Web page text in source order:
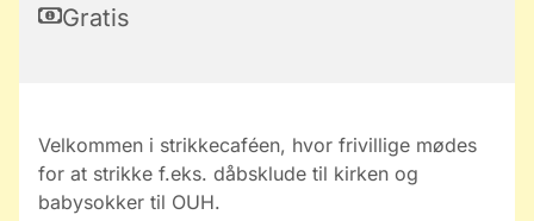
Gratis
Velkommen i strikkecaféen, hvor frivillige mødes
for at strikke f.eks. dåbsklude til kirken og
babysokker til OUH.